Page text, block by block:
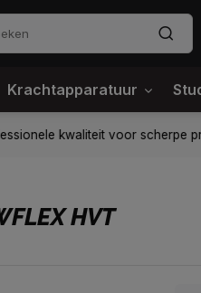
Krachtapparatuur
kwaliteit voor scherpe
HVT